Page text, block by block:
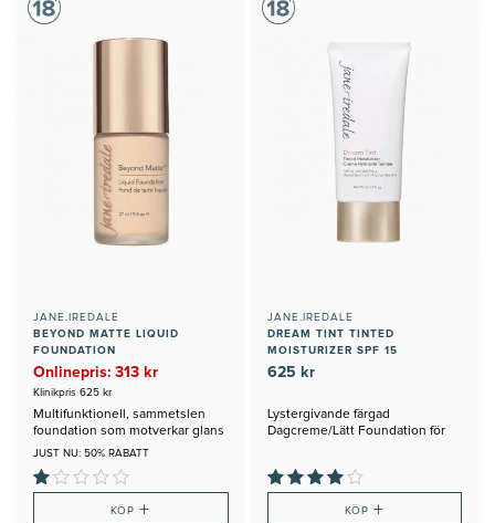
JANE.IREDALE
BEYOND MATTE LIQUID
FOUNDATION
Onlinepris: 313 kr
Klinikpris 625 kr
Multifunktionell, sammetslen
foundation som motverkar glans
JUST NU: 50% RABATT
KÖP+
JANE.IREDALE
DREAM TINT TINTED
MOISTURIZER SPF 15
625 kr
Lystergivande färgad
Dagcreme/Lätt Foundation för
KÖP +